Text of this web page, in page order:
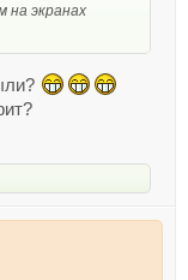
на экранах